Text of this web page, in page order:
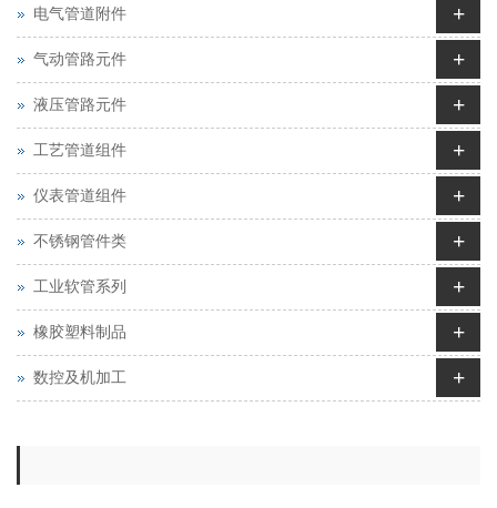
电气管道附件 +
气动管路元件 +
液压管路元件 +
工艺管道组件 +
仪表管道组件 +
不锈钢管件类 +
工业软管系列 +
橡胶塑料制品 +
数控及机加工 +